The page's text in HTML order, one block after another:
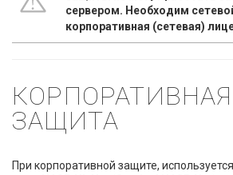
сервером. Необходим
корпоративная (сетевая)
КОРПОРАТИВНАЯ
ЗАЩИТА
При корпоративной защите,